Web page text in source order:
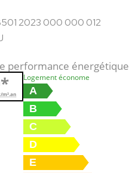
2023 000 000 012
performance énergétique
m².an
Logement économe
A
B
C
D
E